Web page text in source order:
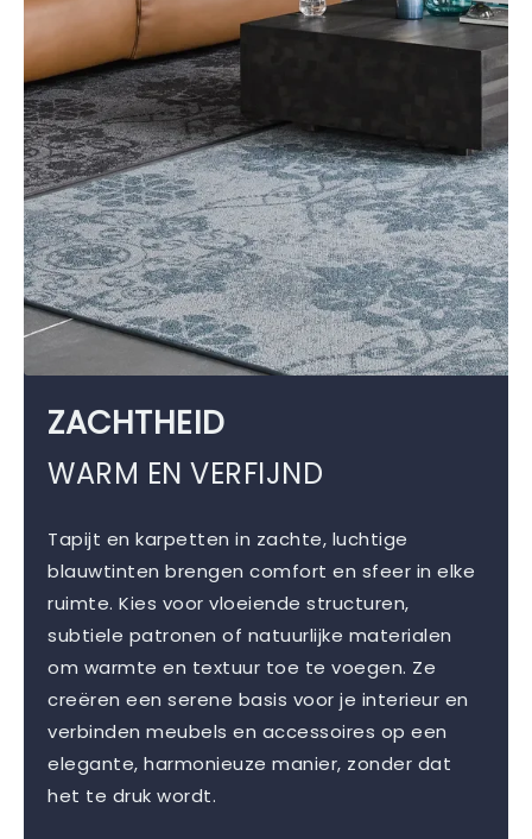
ZACHTHEID
WARM EN VERFIJND
Tapijt en karpetten in zachte, luchtige
blauwtinten brengen comfort en sfeer in elke
ruimte. Kies voor vloeiende structuren,
subtiele patronen of natuurlijke materialen
om warmte en textuur toe te voegen. Ze
creëren een serene basis voor je interieur en
verbinden meubels en accessoires op een
elegante, harmonieuze manier, zonder dat
het te druk wordt.